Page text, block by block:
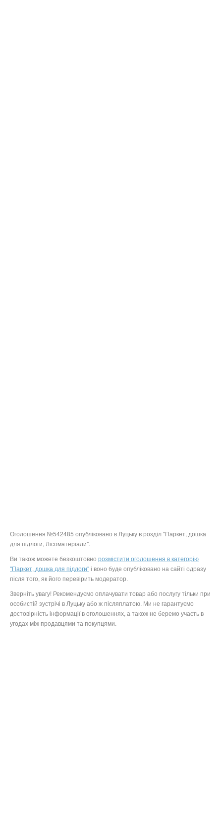
Оголошення №542485 опубліковано в Луцьку в розділ "Паркет, дошка
для підлоги, Лісоматеріали".
Ви також можете безкоштовно розмістити оголошення в категорію
"Паркет, дошка для підлоги"і воно буде опубліковано на сайті одразу
після того, як його перевірить модератор.
Зверніть увагу! Рекомендуємо оплачувати товар або послугу тільки при
особистій зустрічі в Луцьку або ж післяплатою. Ми не гарантуємо
достовірність інформації в оголошеннях, а також не беремо участь в
угодах між продавцями та покупцями.